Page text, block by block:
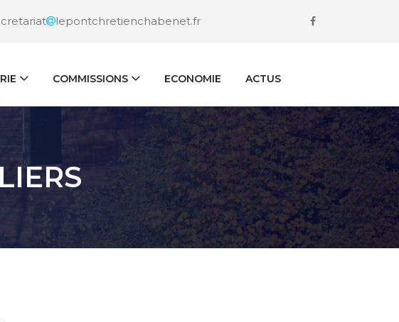
lepontchretienchabenet.fr
COMMISSIONS ECONOMIE ACTUS